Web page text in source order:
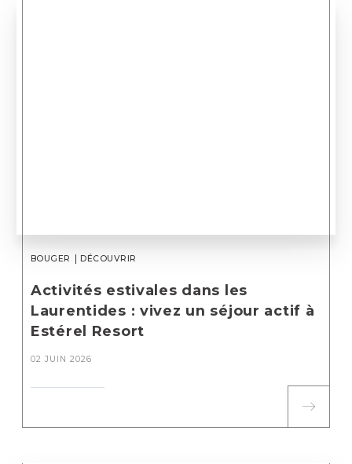
BOUGER DÉCOUVRIR
Activités estivales dans les
Laurentides : vivez un séjour actif à
Estérel Resort
02 JUIN 2026